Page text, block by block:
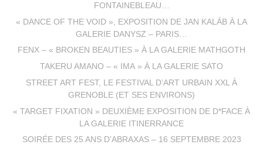
FONTAINEBLEAU…
« DANCE OF THE VOID », EXPOSITION DE JAN KALÁB À LA
GALERIE DANYSZ – PARIS…
FENX – « BROKEN BEAUTIES » À LA GALERIE MATHGOTH
TAKERU AMANO – « IMA » À LA GALERIE SATO
STREET ART FEST, LE FESTIVAL D’ART URBAIN XXL À
GRENOBLE (ET SES ENVIRONS)
« TARGET FIXATION » DEUXIÈME EXPOSITION DE D*FACE À
LA GALERIE ITINERRANCE
SOIRÉE DES 25 ANS D’ABRAXAS – 16 SEPTEMBRE 2023